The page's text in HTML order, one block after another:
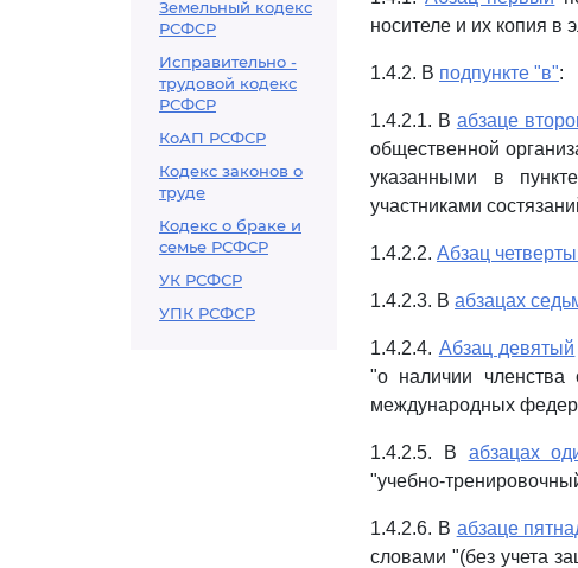
Земельный кодекс
РСФСР
Исправительно -
трудовой кодекс
РСФСР
КоАП РСФСР
Кодекс законов о
труде
Кодекс о браке и
семье РСФСР
УК РСФСР
УПК РСФСР
носителе и их копия в
1.4.2. В подпункте "в":
1.4.2.1. В абзаце
общественной
указанными в
участниками
1.4.2.2. Абзац
1.4.2.3. В абзацах
1.4.2.4. Абзац девятый
"о наличии членства
международных
1.4.2.5. В абзацах
"учебно-
1.4.2.6. В абзаце
словами "(без учета